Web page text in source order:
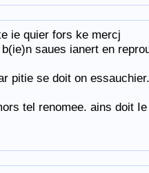
ie quier fors ke mercj
saues ianert en
pitie se doit on
tel renomee. ains doit